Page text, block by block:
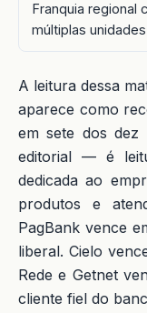
Franquia regional
múltiplas unidades
A leitura dessa
aparece como
em sete dos dez
editorial — é
dedicada ao
produtos e
PagBank vence
liberal. Cielo
Rede e Getnet
cliente fiel do